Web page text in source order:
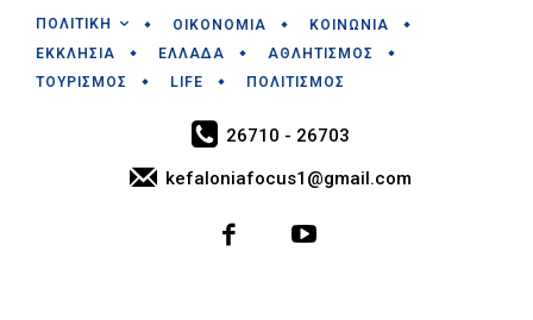
ΠΟΛΙΤΙΚΗ ΟΙΚΟΝΟΜΙΑ
ΚΟΙΝΩΝΙΑ
ΕΚΚΛΗΣΙΑ
ΕΛΛΑΔΑ
ΑΘΛΗΤΙΣΜΟΣ
ΤΟΥΡΙΣΜΟΣ
LIFE ΠΟΛΙΤΙΣΜΟΣ
26710 - 26703
kefaloniafocus1@gmail.com